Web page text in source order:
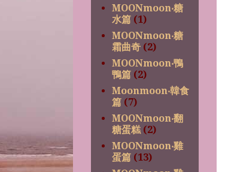
MOONmoon‧糖
水篇 (1)
MOONmoon‧糖
霜曲奇 (2)
MOONmoon‧鴨
鴨篇 (2)
Moonmoon‧韓食
篇 (7)
MOONmoon‧翻
糖蛋糕 (2)
MOONmoon‧雞
蛋篇 (13)